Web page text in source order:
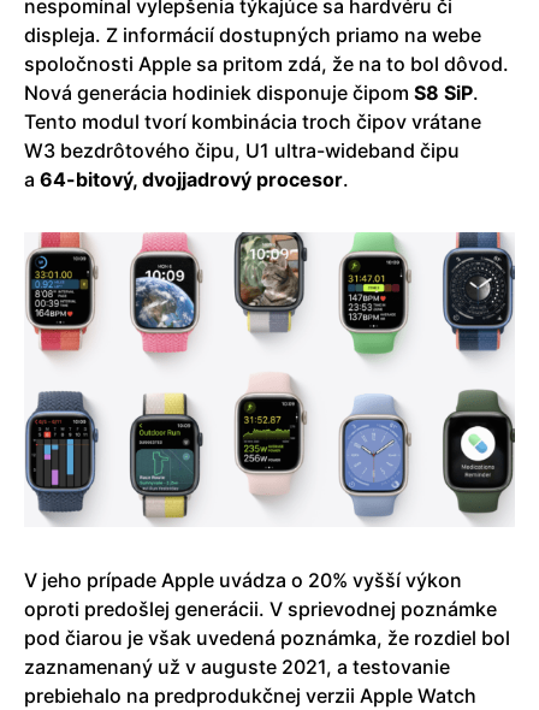
nespomínal vylepšenia týkajúce sa hardvéru či
displeja. Z informácií dostupných priamo na webe
spoločnosti Apple sa pritom zdá, že na to bol dôvod.
Nová generácia hodiniek disponuje čipom S8 SiP.
Tento modul tvorí kombinácia troch čipov vrátane
W3 bezdrôtového čipu, U1 ultra-wideband čipu
a 64-bitový, dvojjadrový procesor.
V jeho prípade Apple uvádza o 20% vyšší výkon
oproti predošlej generácii. V sprievodnej poznámke
pod čiarou je však uvedená poznámka, že rozdiel bol
zaznamenaný už v auguste 2021, a testovanie
prebiehalo na predprodukčnej verzii Apple Watch